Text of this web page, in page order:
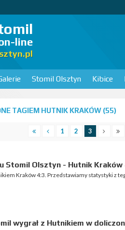
line
Stomil Olsztyn Kibice
TAGIEM HUTNIK KRAKÓW (55)
1 2 3
Stomil Olsztyn - Hutnik Kraków
Kraków 4:3. Przedstawiamy statystyki z
wygrał z Hutnikiem w